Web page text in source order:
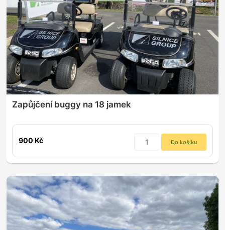
Zapůjčení buggy na 18 jamek
900 Kč Do košíku